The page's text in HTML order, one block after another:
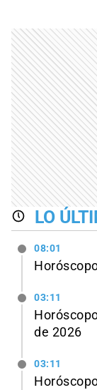
LO
08:01
03:11
de 2026
03:11